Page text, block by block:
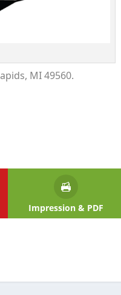
MI 49560.
Impression & PDF